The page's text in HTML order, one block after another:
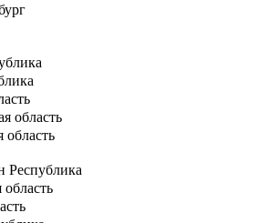
область
область
Республика
область